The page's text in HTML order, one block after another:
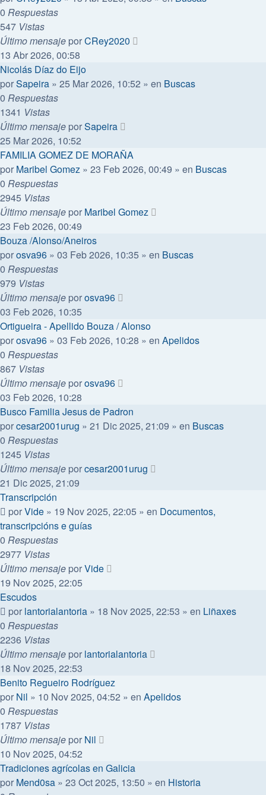
0 Respuestas
547 Vistas
Último mensaje porCRey2020
13 Abr 2026, 00:58
Nicolás Díaz do Eijo
porSapeira » 25 Mar 2026, 10:52 » en Buscas
0 Respuestas
1341 Vistas
Último mensaje porSapeira
25 Mar 2026, 10:52
FAMILIA GOMEZ DE MORAÑA
por Maribel Gomez » 23 Feb 2026, 00:49 » en Buscas
0 Respuestas
2945 Vistas
Último mensaje por Maribel Gomez
23 Feb 2026, 00:49
Bouza /Alonso/Aneiros
porosva96 » 03 Feb 2026, 10:35 » en Buscas
0 Respuestas
979 Vistas
Último mensaje porosva96
03 Feb 2026, 10:35
Ortigueira - Apellido Bouza / Alonso
porosva96 » 03 Feb 2026, 10:28 » en Apelidos
0 Respuestas
867 Vistas
Último mensaje porosva96
03 Feb 2026, 10:28
Busco Familia Jesus de Padron
porcesar2001urug » 21 Dic 2025, 21:09 » en Buscas
0 Respuestas
1245 Vistas
Último mensaje porcesar2001urug
21 Dic 2025, 21:09
Transcripción
porVide » 19 Nov 2025, 22:05 » en Documentos,
transcripcións e guías
0 Respuestas
2977 Vistas
Último mensaje porVide
19 Nov 2025, 22:05
Escudos
por lantorialantoria » 18 Nov 2025, 22:53 » en Liñaxes
0 Respuestas
2236 Vistas
Último mensaje por lantorialantoria
18 Nov 2025, 22:53
Benito Regueiro Rodríguez
por Nil » 10 Nov 2025, 04:52 » en Apelidos
0 Respuestas
1787 Vistas
Último mensaje por Nil
10 Nov 2025, 04:52
Tradiciones agrícolas en Galicia
por Mend0sa » 23 Oct 2025, 13:50 » en Historia